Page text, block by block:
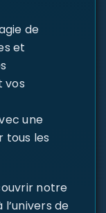
de
et
vos
une
tous les
notre
de